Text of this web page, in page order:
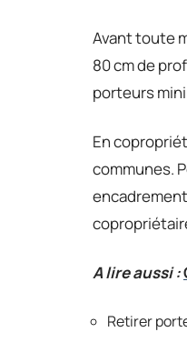
Avant toute
80 cm de
porteurs
En
communes.
A lire aussi :
Retirer